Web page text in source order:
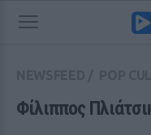
Φίλιππος